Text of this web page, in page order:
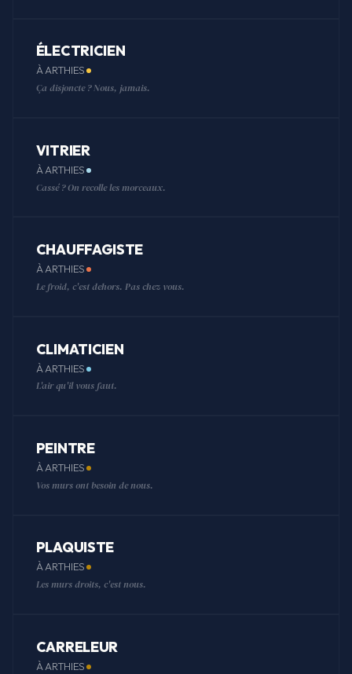
ÉLECTRICIEN
À ARTHIES
Ça disjoncte ? Nous, jamais.
VITRIER
À ARTHIES
Cassé ? On recolle les morceaux.
CHAUFFAGISTE
À ARTHIES
Le froid, c'est dehors. Pas chez vous.
CLIMATICIEN
À ARTHIES
L'air qu'il vous faut.
PEINTRE
À ARTHIES
Vos murs ont besoin de nous.
PLAQUISTE
À ARTHIES
Les murs droits, c'est nous.
CARRELEUR
À ARTHIES